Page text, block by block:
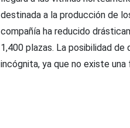
destinada a la producción de
compañía ha reducido
1,400 plazas. La posibilidad
incógnita, ya que no existe